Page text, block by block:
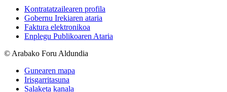
Kontratatzailearen profila
Gobernu Irekiaren ataria
Faktura elektronikoa
Enplegu Publikoaren Ataria
© Arabako Foru Aldundia
Gunearen mapa
Irisgarritasuna
Salaketa kanala